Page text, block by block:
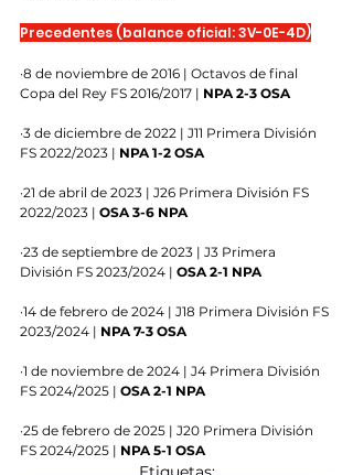
Precedentes (balance oficial: 3V-0E-4D)
·8 de noviembre de 2016 | Octavos de final
Copa del Rey FS 2016/2017 | NPA 2-3 OSA
·3 de diciembre de 2022 | J11 Primera División
FS 2022/2023 | NPA 1-2 OSA
·21 de abril de 2023 | J26 Primera División FS
2022/2023 | OSA 3-6 NPA
·23 de septiembre de 2023 | J3 Primera
División FS 2023/2024 | OSA 2-1 NPA
·14 de febrero de 2024 | J18 Primera División FS
2023/2024 | NPA 7-3 OSA
·1 de noviembre de 2024 | J4 Primera División
FS 2024/2025 | OSA 2-1 NPA
·25 de febrero de 2025 | J20 Primera División
FS 2024/2025 | NPA 5-1 OSA